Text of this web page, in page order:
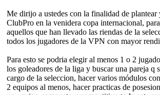
Me dirijo a ustedes con la finalidad de plantear
ClubPro en la venidera copa internacional,
aquellos que han llevado las riendas de la
todos los jugadores de la VPN con mayor
Para esto se podria elegir al menos 1 o 2
los goleadores de la liga y buscar una pareja q
cargo de la seleccion, hacer varios módulos
2 equipos al menos, hacer practicas de